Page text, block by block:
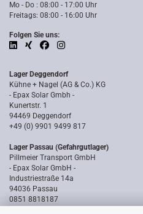
Mo - Do : 08:00 - 17:00 Uhr
Freitags: 08:00 - 16:00 Uhr
Folgen Sie uns:
Lager Deggendorf
Kühne + Nagel (AG & Co.) KG
- Epax Solar Gmbh -
Kunertstr. 1
94469 Deggendorf
+49 (0) 9901 9499 817
Lager Passau (Gefahrgutlager)
Pillmeier Transport GmbH
- Epax Solar GmbH -
Industriestraße 14a
94036 Passau
0851 8818187